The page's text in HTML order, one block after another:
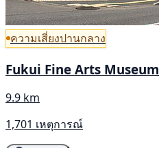
ความเสี่ยงปานกลาง
Fukui Fine Arts Museum
9.9 km
1,701 เหตุการณ์